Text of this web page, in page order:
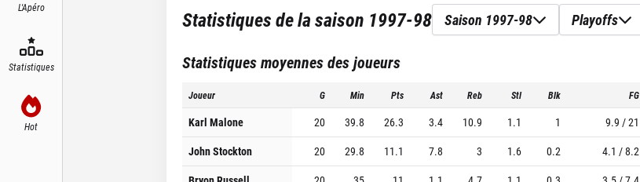
L'Apéro
Statistiques
Hot
Statistiques de la saison 1997-98 Saison 1997-98 Playoffs
Statistiques moyennes des joueurs
Joueur G Min Pts Ast Reb Stl Blk FG
Karl Malone 20 39.8 26.3 3.4 10.9 1.1 1 9.9 / 21
John Stockton
20 29.8 11.1 7.8 3 1.6 0.2 4.1 / 8.2